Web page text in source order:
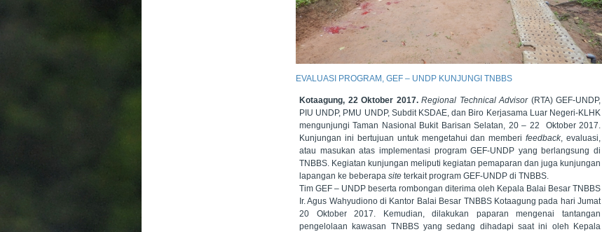
EVALUASI PROGRAM, GEF – UNDP KUNJUNGI TNBBS
Kotaagung, 22Oktober 2017. Regional Technical Advisor(RTA) GEF-UNDP,
PIU UNDP, PMU UNDP, Subdit KSDAE, dan Biro Kerjasama Luar Negeri-KLHK
mengunjungi Taman Nasional Bukit Barisan Selatan, 20– 22
Oktober 2017.
Kunjungan ini bertujuan untuk mengetahui dan memberifeedback, evaluasi,
atau masukan atas implementasi program GEF-UNDP yang berlangsung di
TNBBS. Kegiatan kunjungan meliputi kegiatan pemaparan dan juga kunjungan
lapangan ke beberapa site terkait program GEF-UNDP di TNBBS.
Tim GEF – UNDP beserta rombongan diterima oleh Kepala Balai Besar TNBBS
Ir. Agus Wahyudiono di Kantor Balai Besar TNBBSKotaagung pada hari Jumat
20 Oktober 2017. Kemudian, dilakukan paparan mengenai tantangan
pengelolaan kawasan TNBBS yang sedang dihadapi saat ini oleh Kepala